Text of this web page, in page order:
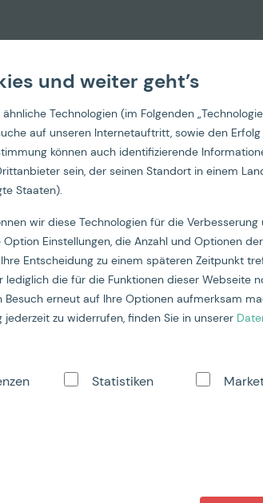
und weiter geht’s
Technologien (im Folgenden
auf unseren Internetauftritt, sowie den
können auch identifizierende
sein, der seinen Standort in einem
Staaten).
wir diese Technologien für die
Einstellungen, die Anzahl und Optionen
Entscheidung zu einem späteren Zeitpunkt
lediglich die für die Funktionen dieser Webseite
erneut auf Ihre Optionen aufmerksam
zu widerrufen, finden Sie in unserer
Statistiken